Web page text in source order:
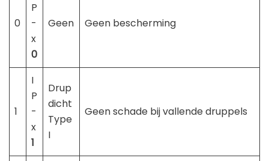
0
P
-
x
0
Geen Geen bescherming
1
I
P
-
x
1
Drup
dicht
Type
I
Geen schade bij vallende druppels